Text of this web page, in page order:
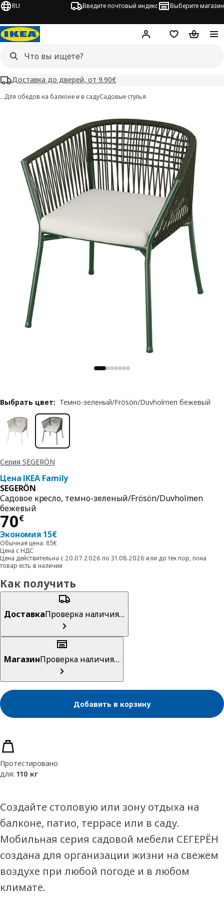
RU Введите почтовый индекс Выберите магазин
Hej! ВойтиСписокКорзина
Доставка до дверей, от 9.90€
…Для обедов на балконе и в садуСадовые стулья
Серия SEGERÖN
Цена IKEA Family
SEGERÖN
Садовое кресло, темно-зеленый/Frösön/Duvholmen
бежевый
70€
Цена 70€
Экономия 15€
Обычная цена: 85€
Цена с НДС
Цена действительна с 20.07.2026 по 31.08.2026 или до тех пор, пока
товар есть в наличии
Выбрать цвет: Темно-зеленый/Frösön/Duvholmen бежевый
Как получить
ДоставкаПроверка наличия…
МагазинПроверка наличия…
Добавить в корзину
Характеристики товара
Протестировано
для: 110 кг
Создайте столовую или зону отдыха на
балконе, патио, террасе или в саду.
Мобильная серия садовой мебели СЕГЕРЁН
создана для организации жизни на свежем
воздухе при любой погоде и в любом
климате.